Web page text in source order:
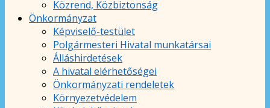
Közrend, Közbiztonság
Önkormányzat
Képviselő-testület
Polgármesteri Hivatal munkatársai
Álláshirdetések
A hivatal elérhetőségei
Önkormányzati rendeletek
Környezetvédelem